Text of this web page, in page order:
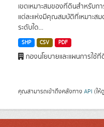
เขตเหมาะสมของที่ดินสำหรับ
แต่ละแห่งมีคุณสมบัติที่เหมาะสม
ระดับใด...
SHP CSV PDF
กองนโยบายและแผนการใช้
คุณสามารถเข้าถึงคลังทาง API (ให้ดู